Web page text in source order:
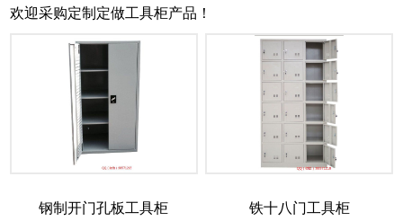
欢迎采购定制定做工具柜产品！
钢制开门孔板工具柜 铁十八门工具柜